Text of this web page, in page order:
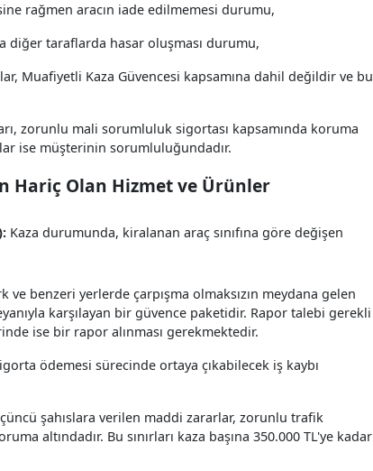
rağmen aracın iade edilmemesi durumu,
diğer taraflarda hasar oluşması durumu,
Muafiyetli Kaza Güvencesi kapsamına dahil değildir ve bu
zorunlu mali sorumluluk sigortası kapsamında koruma
ise müşterinin sorumluluğundadır.
Hariç Olan Hizmet ve Ürünler
Kaza durumunda, kiralanan araç sınıfına göre değişen
ve benzeri yerlerde çarpışma olmaksızın meydana gelen
karşılayan bir güvence paketidir. Rapor talebi gerekli
ise bir rapor alınması gerekmektedir.
ödemesi sürecinde ortaya çıkabilecek iş kaybı
şahıslara verilen maddi zararlar, zorunlu trafik
altındadır. Bu sınırları kaza başına 350.000 TL'ye kadar